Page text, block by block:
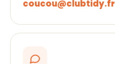
coucou@clubtidy.fr